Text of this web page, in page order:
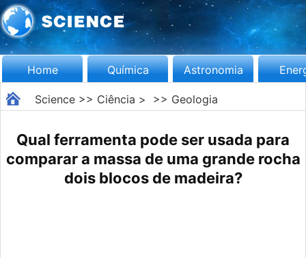
Home Química Astronomia
Science>> Ciência > >> Geologia
Qual ferramenta pode ser usada para
comparar a massa de uma grande rocha
dois blocos de madeira?